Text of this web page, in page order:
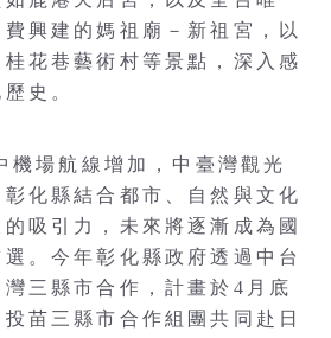
興建的媽祖廟－新祖宮，以
花巷藝術村等景點，深入感
史。
機場航線增加，中臺灣觀光
化縣結合都市、自然與文化
吸引力，未來將逐漸成為國
。今年彰化縣政府透過中台
三縣市合作，計畫於4月底
苗三縣市合作組團共同赴日